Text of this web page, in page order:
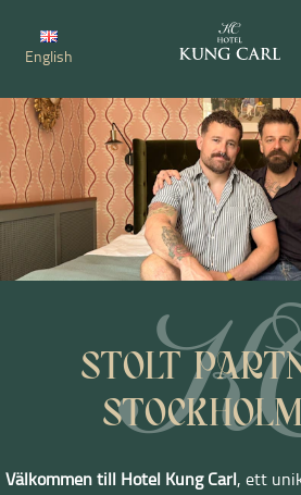
English
STOLT
Välkommen till Hotel Kung Carl, ett